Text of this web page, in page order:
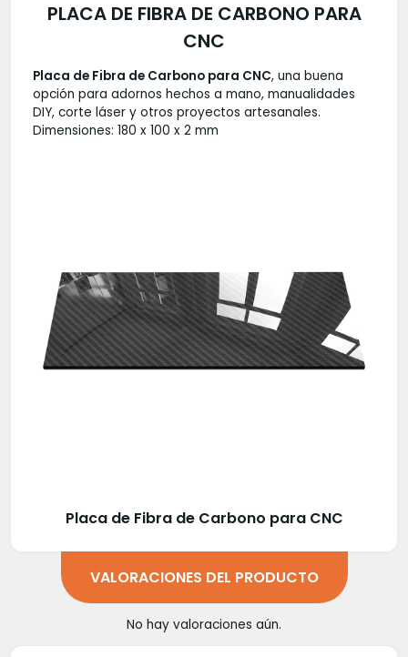
PLACA DE FIBRA DE CARBONO PARA
CNC
Placa de Fibra de Carbono para CNC, una buena
opción para adornos hechos a mano, manualidades
DIY, corte láser y otros proyectos artesanales.
Dimensiones: 180 x 100 x 2 mm
Placa de Fibra de Carbono para CNC
VALORACIONES DEL PRODUCTO
No hay valoraciones aún.